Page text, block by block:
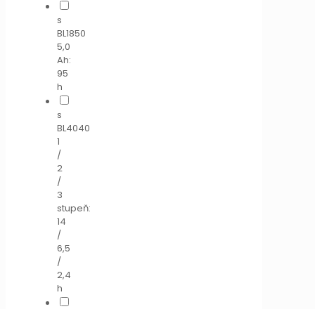
s
BL1850
5,0
Ah:
95
h
s
BL4040
1
/
2
/
3
stupeň:
14
/
6,5
/
2,4
h